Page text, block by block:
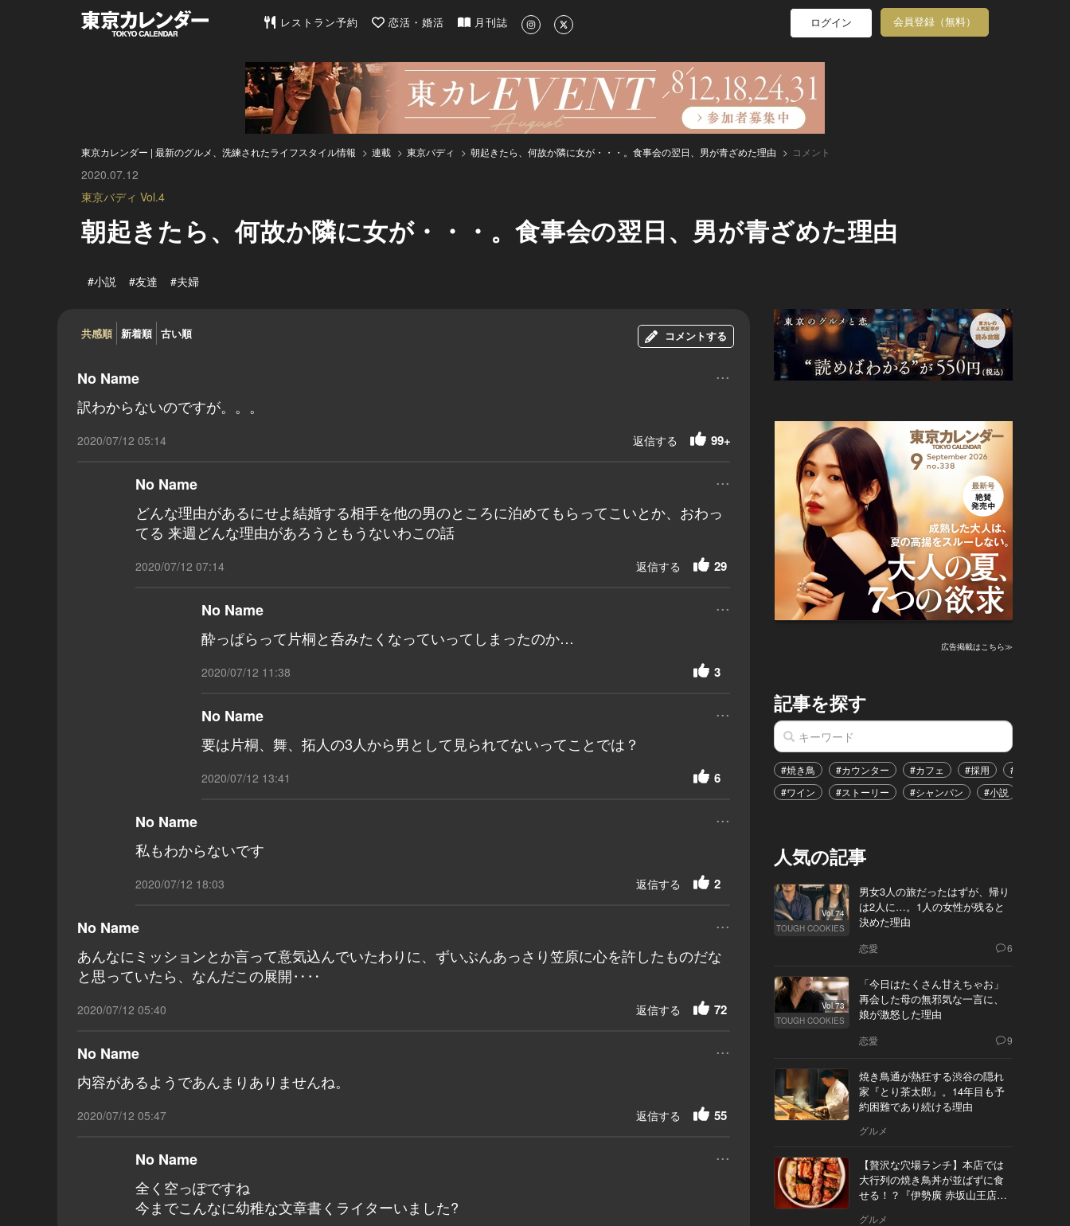
東京カレンダー | 最新のグルメ、洗練されたライフスタイル情報
レストラン予約 恋活・婚活 月刊誌 ログイン 会員登録（無料）
東京カレンダー | 最新のグルメ、洗練されたライフスタイル情報 連載 東京バディ 朝起きたら、何故か隣に女が・・・。食事会の翌日、男が青ざめた理由 コメント
2020.07.12
東京バディ Vol.4
朝起きたら、何故か隣に女が・・・。食事会の翌日、男が青ざめた理由
#小説 #友達 #夫婦
共感順 新着順 古い順 コメントする
No Name ...
訳わからないのですが。。。
2020/07/12 05:14 99+
返信する
No Name ...
どんな理由があるにせよ結婚する相手を他の男のところに泊めてもらってこいとか、おわっ
てる 来週どんな理由があろうともうないわこの話
2020/07/12 07:14 29
返信する
No Name ...
酔っぱらって片桐と呑みたくなっていってしまったのか…
2020/07/12 11:38 3
No Name ...
要は片桐、舞、拓人の3人から男として見られてないってことでは？
2020/07/12 13:41 6
No Name ...
私もわからないです
2020/07/12 18:03 2
返信する
No Name ...
あんなにミッションとか言って意気込んでいたわりに、ずいぶんあっさり笠原に心を許したものだな
と思っていたら、なんだこの展開‥‥
2020/07/12 05:40 72
返信する
No Name ...
内容があるようであんまりありませんね。
2020/07/12 05:47 55
返信する
No Name ...
全く空っぽですね
今までこんなに幼稚な文章書くライターいました?
広告掲載はこちら≫
記事を探す
#焼き鳥 #カウンター #カフェ #採用 #恋愛
#ワイン
#ストーリー #シャンパン #小説
人気の記事
Vol.74
TOUGH COOKIES
男女3人の旅だったはずが、帰り
は2人に…。1人の女性が残ると
決めた理由
恋愛 6
Vol.73
TOUGH COOKIES
「今日はたくさん甘えちゃお」
再会した母の無邪気な一言に、
娘が激怒した理由
恋愛 9
焼き鳥通が熱狂する渋谷の隠れ
家『とり茶太郎』。14年目も予
約困難であり続ける理由
グルメ
【贅沢な穴場ランチ】本店では
大行列の焼き鳥丼が並ばずに食
せる！？『伊勢廣 赤坂山王店』
グルメ